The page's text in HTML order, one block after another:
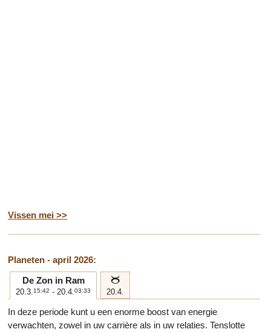
Vissen mei >>
Planeten - april 2026:
De Zon in Ram
20.3.15:42 - 20.4.03:33
b
20.4.
In deze periode kunt u een enorme boost van energie
verwachten, zowel in uw carrière als in uw relaties. Tenslotte